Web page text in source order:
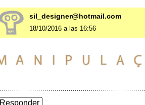
sil_designer@hotmail.com
18/10/2016 a las 16:56
Responder